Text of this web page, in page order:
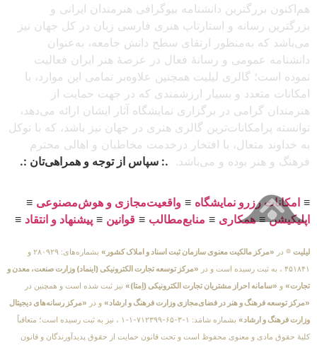
هم‌اکنون بزرگترین دانشنامه بیوگرافی هنرمندان ایرانی و
بزرگترین رسانه و استارتاپ هنری فارسی زبان در کل جهان نیز
می‌باشد که به‌منظور ارتقای سطح دانش جامعه، به‌عنوان
دانشنامه عمومی و رسانهٔ فعال در عرصهٔ هنر ایران فعالیت
نموده است؛ گالری لیلیت همچنین علاوه‌بر تمامی این موارد، با
امکانات متعدد و بسیار ارزشمندی که در جهت حمایت از
هنرمندان گرامی در برگزاری نمایشگاه آثار ایشان ارائه می‌دهد،
توانسته پرامکانات‌ترین گالری هنری در جهان نیز باشد، که با توکل
به خداوند متعال، با افتخار درخدمت مخاطبان و اهالی محترم
فرهنگ و هنر بوده و می‌باشد. .: سپاس از توجه و همراهی‌تان :.
≡ امکانات رزرو نمایشگاه ≡ واقعیت‌مجازی و هوش‌مصنوعی ≡
اپلیکیشن≡همکاری ≡ منابع‌مطالب ≡ قوانین ≡ پیشنهاد و انتقاد ≡
لیلیت ® در «مرکز مالکیت معنوی سازمان ثبت اسناد و املاک کشور»
بشماره‌های: ۲۸۰۹۲۹ و
۴۵۱۸۴۱ ، به ثبت رسیده است و در
«مرکز توسعه تجارت الکترونیکی (اینماد) وزارت صنعت، معدن و
تجارت» و «سامانه احراز مشتریان تجارت الکترونیکی (اِمتا)» نیز ثبت شده است و همچنین در
«مرکز توسعه فرهنگ و هنر در فضای‌مجازی وزارت فرهنگ و ارشاد» و در «مرکز رسانه‌های دیجیتال
وزارت فرهنگ و ارشاد»
بشماره شامَد: ۱-۳-۶۵-۷۱۲۳۹۹-۱-۱ ، نیز به ثبت رسیده است؛ متعاقباً
کلیهٔ حقوق مادی و معنوی محفوظ است و تحت قانون حمایت از حقوق پدیدآورندگان و قانون